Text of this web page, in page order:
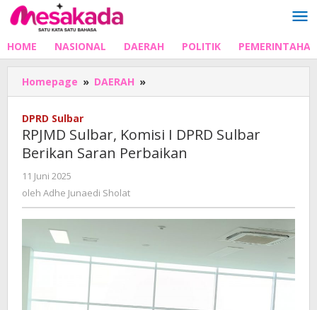
Lewati
ke
HOME NASIONAL DAERAH POLITIK
Homepage » DAERAH »
Sulbar,
DPRD
Sulbar
DPRD Sulbar
RPJMD Sulbar, Komisi I DPRD Sulbar
Berikan Saran Perbaikan
11 Juni 2025
Adhe
oleh Adhe Junaedi Sholat